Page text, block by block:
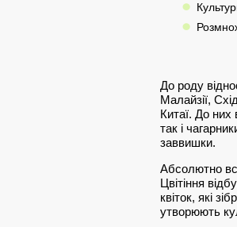
До роду
Малайзії,
Китаї. До них
так і
заввишки.
Абсолютно
Цвітіння
квіток, які
утворюють